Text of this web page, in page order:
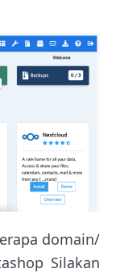
domain/
Silakan